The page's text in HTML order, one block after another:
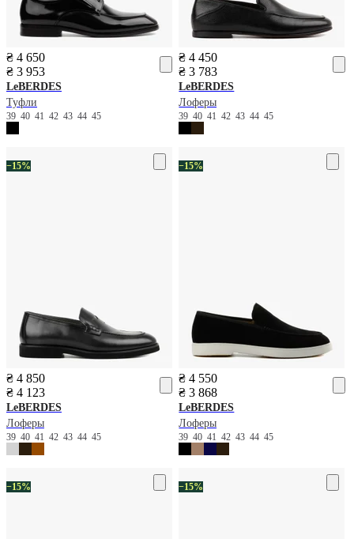
₴ 4 650
₴ 3 953
LeBERDES
Туфли
39 40 41 42 43 44 45
₴ 4 450
₴ 3 783
LeBERDES
Лоферы
39404142434445
−15%
₴ 4 850
₴ 4 123
LeBERDES
Лоферы
39 40 41 42 43 44 45
−15%
₴ 4 550
₴ 3 868
LeBERDES
Лоферы
39404142434445
−15% −15%